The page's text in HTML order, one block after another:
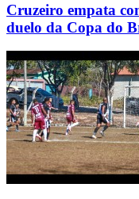
Cruzeiro empata
duelo da Copa do